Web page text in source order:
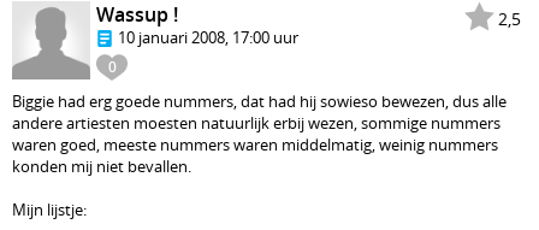
2,5
0
Wassup !
10 januari 2008, 17:00 uur
Biggie had erg goede nummers, dat had hij sowieso bewezen, dus alle
andere artiesten moesten natuurlijk erbij wezen, sommige nummers
waren goed, meeste nummers waren middelmatig, weinig nummers
konden mij niet bevallen.
Mijn lijstje: